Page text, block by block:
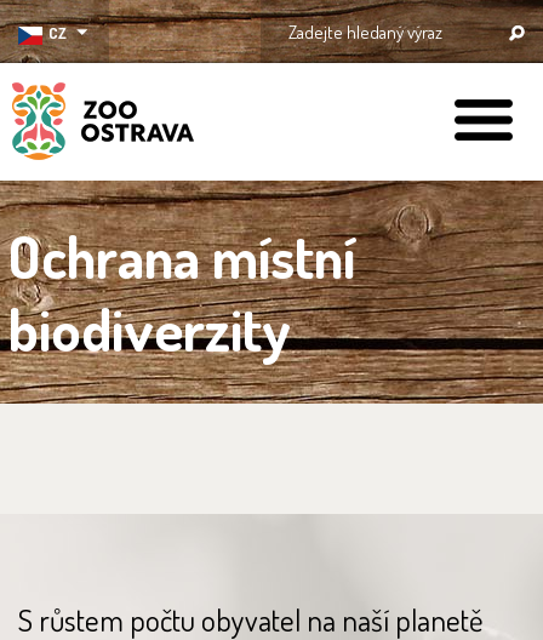
CZ
ZOO Ostrava
Ochrana místní
biodiverzity
S růstem počtu obyvatel na naší planetě